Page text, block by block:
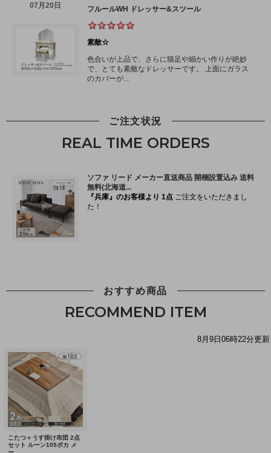
ご注文状況
REAL TIME ORDERS
おすすめ商品
RECOMMEND ITEM